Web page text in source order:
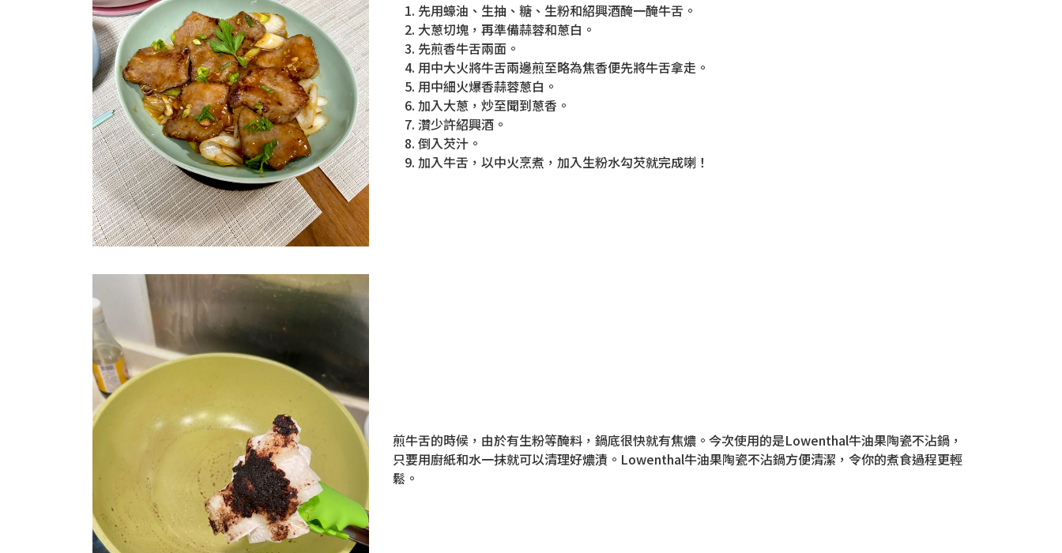
先用蠔油、生抽、糖、生粉和紹興酒醃一醃牛舌。
大蔥切塊，再準備蒜蓉和蔥白。
先煎香牛舌兩面。
用中大火將牛舌兩邊煎至略為焦香便先將牛舌拿走。
用中細火爆香蒜蓉蔥白。
加入大蔥，炒至聞到蔥香。
灒少許紹興酒。
倒入芡汁。
加入牛舌，以中火烹煮，加入生粉水勾芡就完成喇！
煎牛舌的時候，由於有生粉等醃料，鍋底很快就有焦燶。今次使用的是Lowenthal牛油果陶瓷不沾鍋，
只要用廚紙和水一抹就可以清理好燶漬。Lowenthal牛油果陶瓷不沾鍋方便清潔，令你的煮食過程更輕
鬆。